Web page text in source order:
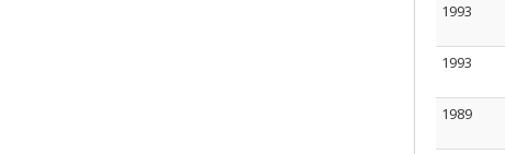
1993
1993
1989